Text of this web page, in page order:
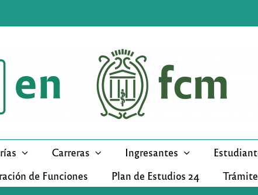
Carreras Ingresantes
de Funciones
Plan de Estudios 24